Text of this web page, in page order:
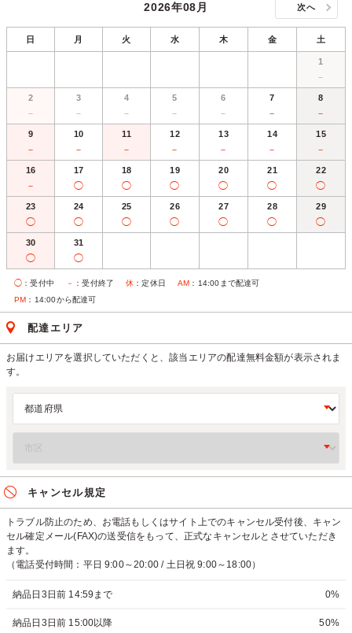
2026年08月 次へ
日 月 火 水 木 金 土
1
－
2
－
3
－
4
－
5
－
6
－
7
－
8
－
9
－
10
－
11
－
12
－
13
－
14
－
15
－
16
－
17
◯
18
◯
19
◯
20
◯
21
◯
22
◯
23
◯
24
◯
25
◯
26
◯
27
◯
28
◯
29
◯
30
◯
31
◯
◯ ：受付中 － ：受付終了 休 ：定休日 AM ：14:00まで配達可
PM ：14:00から配達可
配達エリア
お届けエリアを選択していただくと、該当エリアの配達無料金額が表示されま
す。
キャンセル規定
トラブル防止のため、お電話もしくはサイト上でのキャンセル受付後、キャン
セル確定メール(FAX)の送受信をもって、正式なキャンセルとさせていただき
ます。
（電話受付時間：平日 9:00～20:00 / 土日祝 9:00～18:00）
納品日3日前 14:59まで 0%
納品日3日前 15:00以降 50%